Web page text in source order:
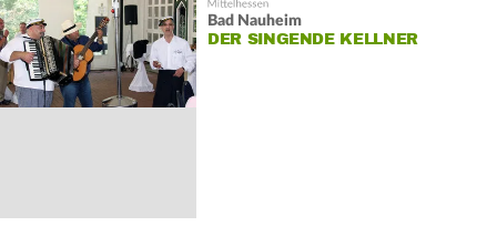
Bad Nauheim
DER SINGENDE KELLNER